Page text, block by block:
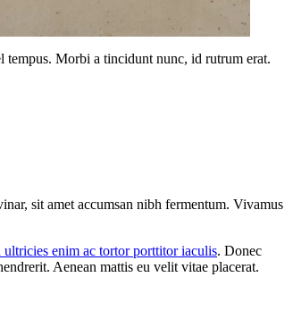
tempus. Morbi a tincidunt nunc, id rutrum erat.
sit amet accumsan nibh fermentum. Vivamus
ultricies enim ac tortor porttitor iaculis. Donec
Aenean mattis eu velit vitae placerat.